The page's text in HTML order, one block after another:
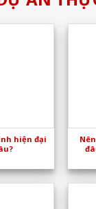
hiện đại